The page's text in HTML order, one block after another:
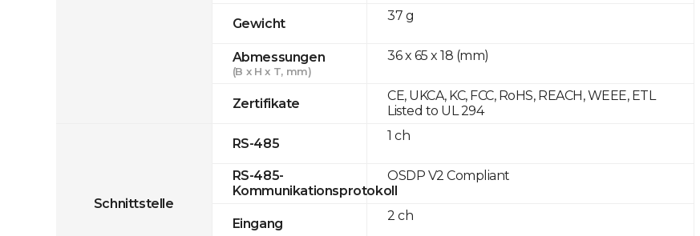
Gewicht
Abmessungen
(B x H x T, mm)
Zertifikate
Schnittstelle
RS-485
RS-485-
Kommunikationsprotokoll
Eingang
37 g
36 x 65 x 18 (mm)
CE, UKCA, KC, FCC, RoHS, REACH, WEEE, ETL
Listed to UL 294
1 ch
OSDP V2 Compliant
2 ch